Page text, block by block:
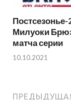
Милуоки
матча серии
10.10.2021